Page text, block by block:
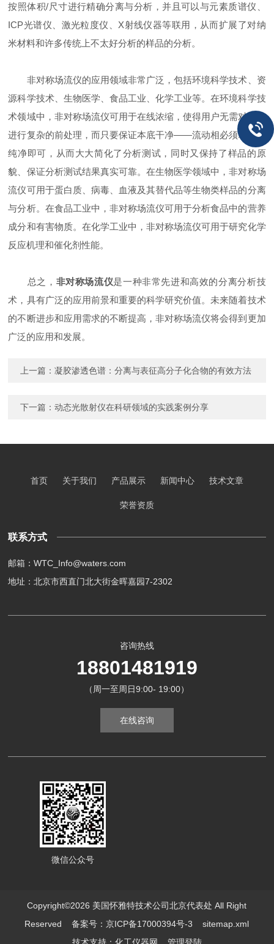
按照体积/尺寸进行精确分离与分析，并且可以与元素质谱仪、
ICP光谱仪、激光粒度仪、X射线仪器等联用，从而扩展了对纳
米材料和许多传统上不太好分析的样品的分析。
非对称场流仪的应用领域非常广泛，包括环境科学技术、资
源科学技术、生物医学、食品工业、化学工业等。在环境科学技
术领域中，非对称场流仪可用于在线浓缩，使得用户无需对样品
进行复杂的前处理，而只要保证本底干净——流动相必须尽可能
纯净即可，从而大大简化了分析测试，同时又保持了样品的原
貌、保证分析测试结果真实可靠。在生物医学领域中，非对称场
流仪可用于蛋白质、病毒、血液及其替代品等生物类样品的分离
与分析。在食品工业中，非对称场流仪可用于分析食品中的营养
成分和有害物质。在化学工业中，非对称场流仪可用于研究化学
反应机理和催化剂性能。
总之， 非对称场流仪是一种非常先进和高效的分离分析技
术，具有广泛的应用前景和重要的科学研究价值。未来随着技术
的不断进步和应用需求的不断提高，非对称场流仪将会得到更加
广泛的应用和发展。
上一篇：凝胶渗透色谱：分离与表征高分子化合物的有效方法
下一篇：动态光散射仪在科研领域的实践案例分享
首页 关于我们 产品展示 新闻中心 技术文章
荣誉资质
联系方式
邮箱：WTC_Info@waters.com
地址：北京市西直门北大街金晖嘉园7-2302
咨询热线
18801481919
（周一至周日9:00- 19:00）
在线咨询
微信公众号
Copyright©2026 美国怀雅特技术公司北京代表处 All Right
Reserved备案号：京ICP备17000394号-3
sitemap.xml